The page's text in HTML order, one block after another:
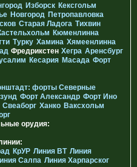
Изборск Кексгольм
Новгород Петропавловка
Старая Ладога Тихвин
Кюменлинна
Турку Хамина Хямеенлинна
Фредрикстен Хегра Аренсбург
Кесария Масада Форт
форты Северные
Форт Александр Форт Ино
Свеаборг Ханко Ваксхольм
орудия:
КрУР Линия ВТ Линия
Салпа Линия Харпарског